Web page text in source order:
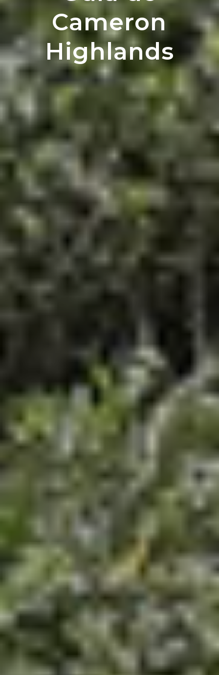
Cameron
Highlands